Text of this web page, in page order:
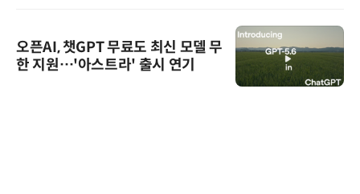
오픈AI, 챗GPT 무료도 최신 모델 무
한 지원…'아스트라' 출시 연기